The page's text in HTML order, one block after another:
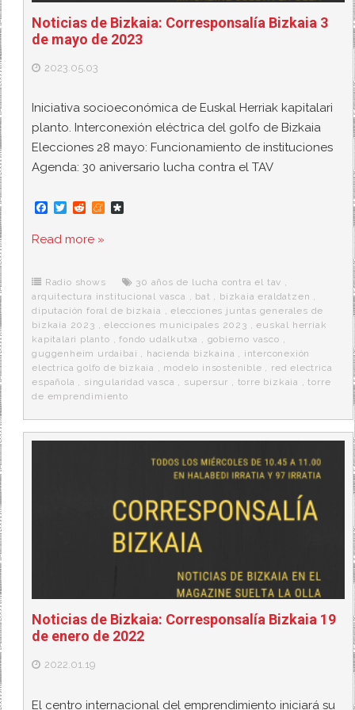
Noticias de Bizkaia: Corresponsalía Bizkaia 3
de mayo de 2023
2023.05.03
Iniciativa socioeconómica de Euskal Herriak kapitalari
planto. Interconexión eléctrica del golfo de Bizkaia
Elecciones 28 mayo: Funcionamiento de instituciones
Agenda: 30 aniversario lucha contra el TAV
F
e
o
k
T
t
r
R
d
M
e
r
a
Read more »
Radio shows 30 años de lucha contra el tav ,
arquitectura institucional vasca , bat , bizkaia eraldatzen ,
diputación foral de bizkaia ,elecciones juntas generales de
bizkaia 2023 ,elecciones municipales 2023 ,euskal herriak
kapitalari planto ,fondo udalkutxa , gobierno vasco ,
guggenheim urdaibai , hacienda bizkaina , interconexión
electrica golfo de bizkaia , modelo insostenible , red electrica
española , singularidad vasca , supersur , torre bizkaia ,torre
de emprendimiento
Noticias de Bizkaia: Corresponsalía Bizkaia 19
de enero de 2022
2022.01.19
El centro internacional del emprendimiento iniciará su